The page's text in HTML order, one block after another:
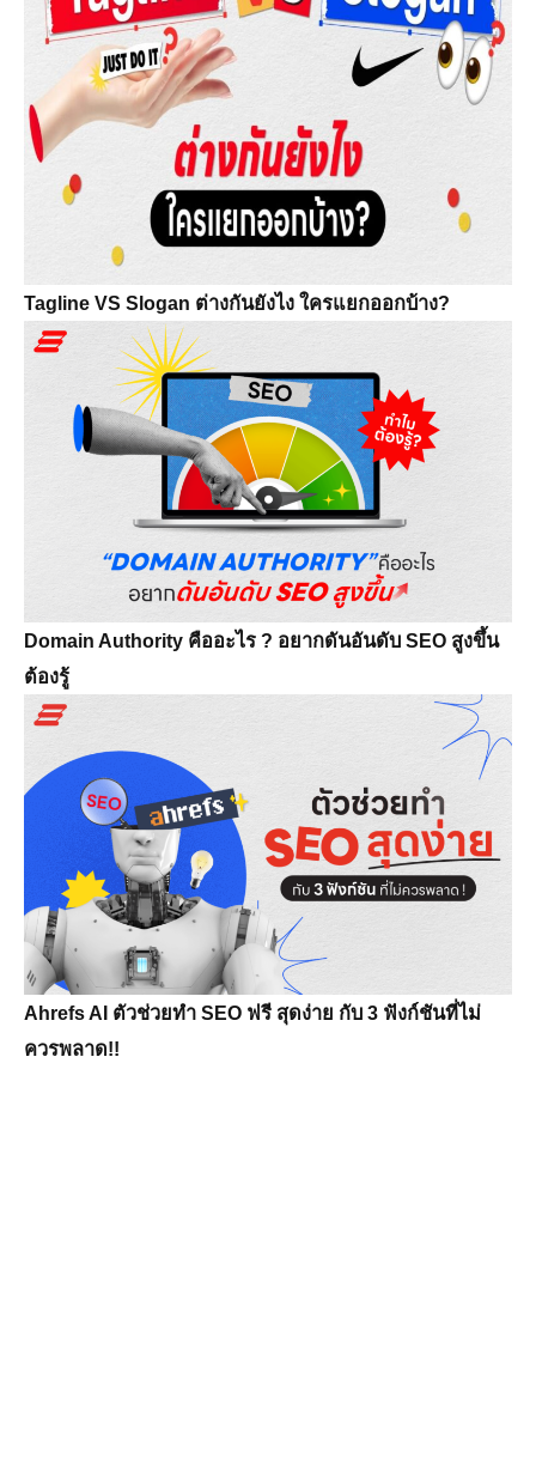
Tagline VS Slogan ต่างกันยังไง ใครแยกออกบ้าง?
Domain Authority คืออะไร ? อยากดันอันดับ SEO สูงขึ้น
ต้องรู้
Ahrefs AI ตัวช่วยทำ SEO ฟรี สุดง่าย กับ 3 ฟังก์ชันที่ไม่
ควรพลาด!!